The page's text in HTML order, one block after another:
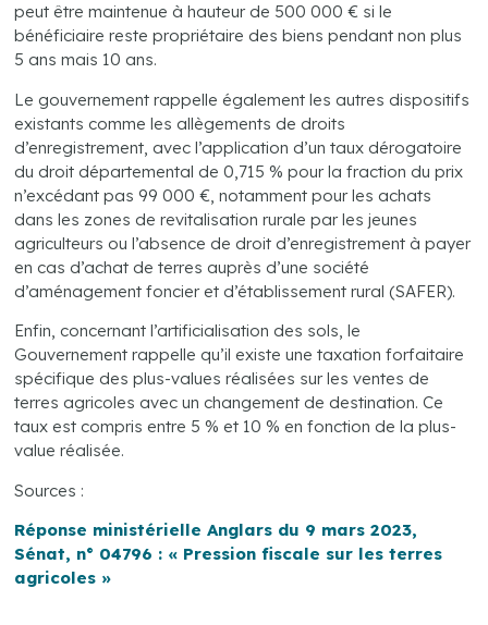
peut être maintenue à hauteur de 500 000 € si le
bénéficiaire reste propriétaire des biens pendant non plus
5 ans mais 10 ans.
Le gouvernement rappelle également les autres dispositifs
existants comme les allègements de droits
d’enregistrement, avec l’application d’un taux dérogatoire
du droit départemental de 0,715 % pour la fraction du prix
n’excédant pas 99 000 €, notamment pour les achats
dans les zones de revitalisation rurale par les jeunes
agriculteurs ou l’absence de droit d’enregistrement à payer
en cas d’achat de terres auprès d’une société
d’aménagement foncier et d’établissement rural (SAFER).
Enfin, concernant l’artificialisation des sols, le
Gouvernement rappelle qu’il existe une taxation forfaitaire
spécifique des plus-values réalisées sur les ventes de
terres agricoles avec un changement de destination. Ce
taux est compris entre 5 % et 10 % en fonction de la plus-
value réalisée.
Sources :
Réponse ministérielle Anglars du 9 mars 2023,
Sénat, n° 04796 : « Pression fiscale sur les terres
agricoles »